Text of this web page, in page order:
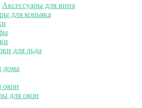
Аксессуары для вина
для коньяка
для льда
дома
окон
для окон